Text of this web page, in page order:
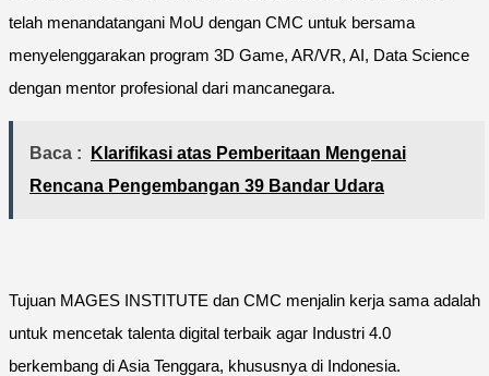
telah menandatangani MoU dengan CMC untuk bersama
menyelenggarakan program 3D Game, AR/VR, AI, Data Science
dengan mentor profesional dari mancanegara.
Baca :
Klarifikasi atas Pemberitaan Mengenai
Rencana Pengembangan 39 Bandar Udara
Tujuan MAGES INSTITUTE dan CMC menjalin kerja sama adalah
untuk mencetak talenta digital terbaik agar Industri 4.0
berkembang di Asia Tenggara, khususnya di Indonesia.